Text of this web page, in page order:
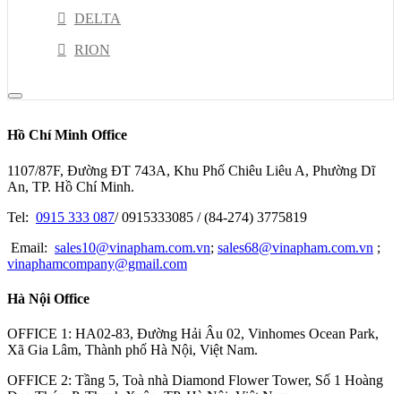
DELTA
RION
HIOKI
JEL
GOOT
OPTEX-FA
MITOTUYO
Hồ Chí Minh Office
1107/87F, Đường ĐT 743A, Khu Phố Chiêu Liêu A, Phường Dĩ
An, TP. Hồ Chí Minh.
Tel: 0915 333 087/ 0915333085 / (84-274) 3775819
Email: sales10@vinapham.com.vn; sales68@vinapham.com.vn ;
vinaphamcompany@gmail.com
Hà Nội Office
OFFICE 1: HA02-83, Đường Hải Âu 02, Vinhomes Ocean Park,
Xã Gia Lâm, Thành phố Hà Nội, Việt Nam.
OFFICE 2: Tầng 5, Toà nhà Diamond Flower Tower, Số 1 Hoàng